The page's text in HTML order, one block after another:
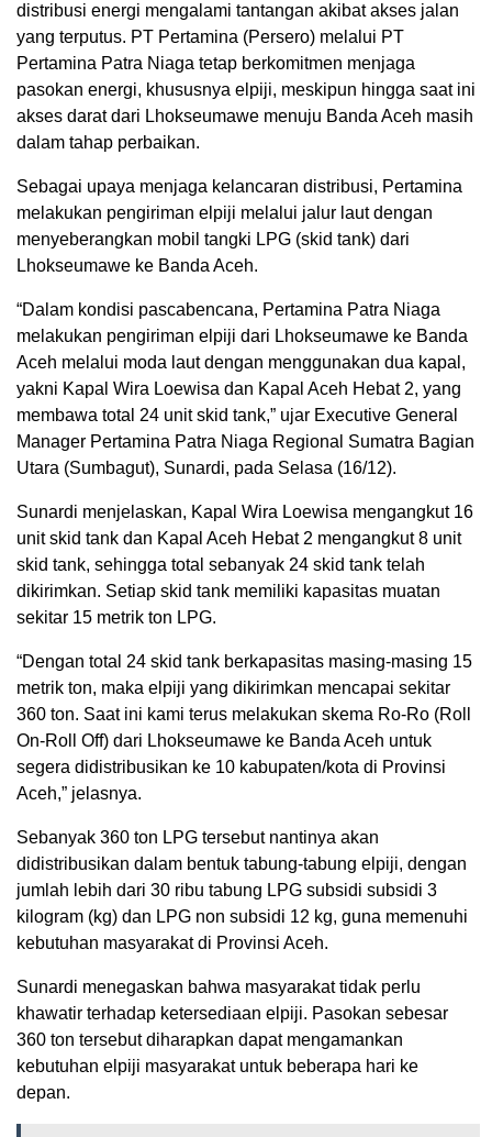
distribusi energi mengalami tantangan akibat akses jalan
yang terputus. PT Pertamina (Persero) melalui PT
Pertamina Patra Niaga tetap berkomitmen menjaga
pasokan energi, khususnya elpiji, meskipun hingga saat ini
akses darat dari Lhokseumawe menuju Banda Aceh masih
dalam tahap perbaikan.
Sebagai upaya menjaga kelancaran distribusi, Pertamina
melakukan pengiriman elpiji melalui jalur laut dengan
menyeberangkan mobil tangki LPG (skid tank) dari
Lhokseumawe ke Banda Aceh.
“Dalam kondisi pascabencana, Pertamina Patra Niaga
melakukan pengiriman elpiji dari Lhokseumawe ke Banda
Aceh melalui moda laut dengan menggunakan dua kapal,
yakni Kapal Wira Loewisa dan Kapal Aceh Hebat 2, yang
membawa total 24 unit skid tank,” ujar Executive General
Manager Pertamina Patra Niaga Regional Sumatra Bagian
Utara (Sumbagut), Sunardi, pada Selasa (16/12).
Sunardi menjelaskan, Kapal Wira Loewisa mengangkut 16
unit skid tank dan Kapal Aceh Hebat 2 mengangkut 8 unit
skid tank, sehingga total sebanyak 24 skid tank telah
dikirimkan. Setiap skid tank memiliki kapasitas muatan
sekitar 15 metrik ton LPG.
“Dengan total 24 skid tank berkapasitas masing-masing 15
metrik ton, maka elpiji yang dikirimkan mencapai sekitar
360 ton. Saat ini kami terus melakukan skema Ro-Ro (Roll
On-Roll Off) dari Lhokseumawe ke Banda Aceh untuk
segera didistribusikan ke 10 kabupaten/kota di Provinsi
Aceh,” jelasnya.
Sebanyak 360 ton LPG tersebut nantinya akan
didistribusikan dalam bentuk tabung-tabung elpiji, dengan
jumlah lebih dari 30 ribu tabung LPG subsidi subsidi 3
kilogram (kg) dan LPG non subsidi 12 kg, guna memenuhi
kebutuhan masyarakat di Provinsi Aceh.
Sunardi menegaskan bahwa masyarakat tidak perlu
khawatir terhadap ketersediaan elpiji. Pasokan sebesar
360 ton tersebut diharapkan dapat mengamankan
kebutuhan elpiji masyarakat untuk beberapa hari ke
depan.